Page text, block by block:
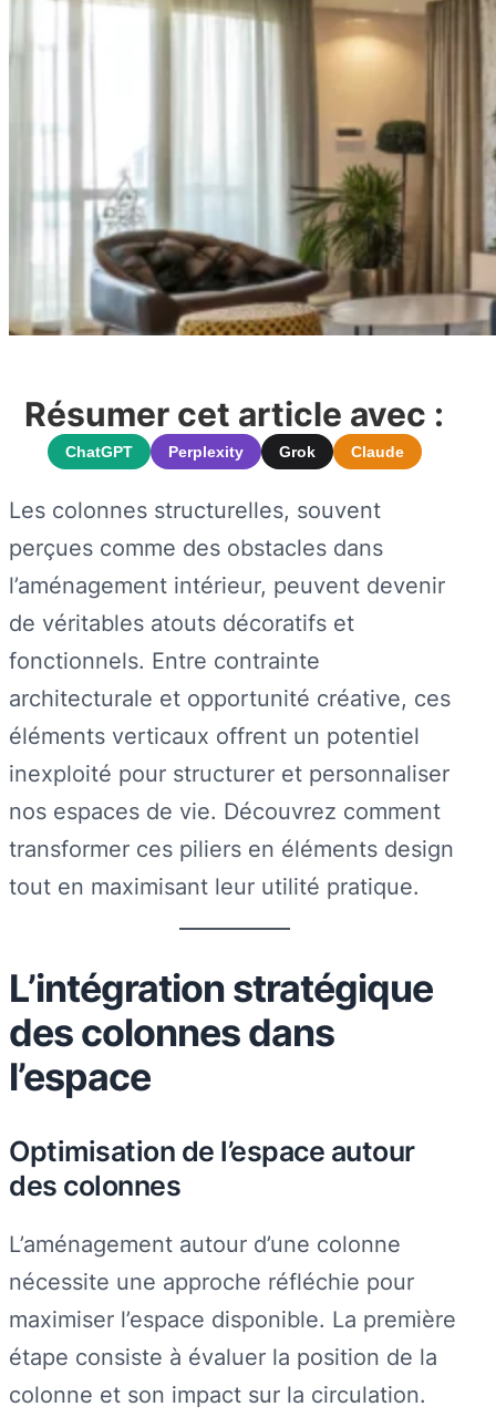
Résumer cet article avec :
ChatGPT Perplexity Grok Claude
Les colonnes structurelles, souvent
perçues comme des obstacles dans
l’aménagement intérieur, peuvent devenir
de véritables atouts décoratifs et
fonctionnels. Entre contrainte
architecturale et opportunité créative, ces
éléments verticaux offrent un potentiel
inexploité pour structurer et personnaliser
nos espaces de vie. Découvrez comment
transformer ces piliers en éléments design
tout en maximisant leur utilité pratique.
L’intégration stratégique
des colonnes dans
l’espace
Optimisation de l’espace autour
des colonnes
L’aménagement autour d’une colonne
nécessite une approche réfléchie pour
maximiser l’espace disponible. La première
étape consiste à évaluer la position de la
colonne et son impact sur la circulation.